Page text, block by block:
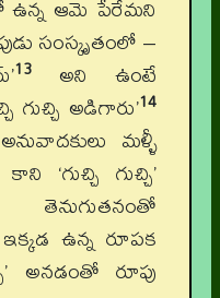
ఉన్న ఆమె పేరేమని
సంస్కృతంలో –
13
అని ఉంటే
గుచ్చి అడిగారు’14
మళ్ళీ
‘గుచ్చి గుచ్చి’
ఉన్న రూపక
అనడంతో రూపు